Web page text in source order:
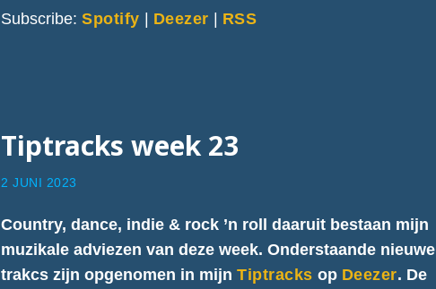
Subscribe:Spotify | Deezer | RSS
Tiptracks week 23
2 JUNI 2023
Country, dance, indie & rock ’n roll daaruit bestaan mijn
muzikale adviezen van deze week. Onderstaande nieuwe
trakcs zijn opgenomen in mijnTiptracks op Deezer. De